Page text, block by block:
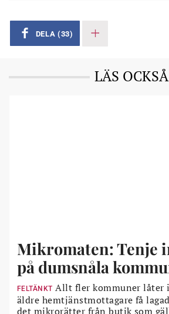
DELA (33)
LÄS OCKSÅ
Mikromaten: Tenje
på dumsnåla
FELTÄNKT Allt fler kommuner låter
äldre hemtjänstmottagare få
det mikrorätter från butik som